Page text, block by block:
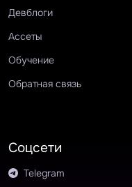
Девблоги
Ассеты
Обучение
Обратная связь
Соцсети
Telegram